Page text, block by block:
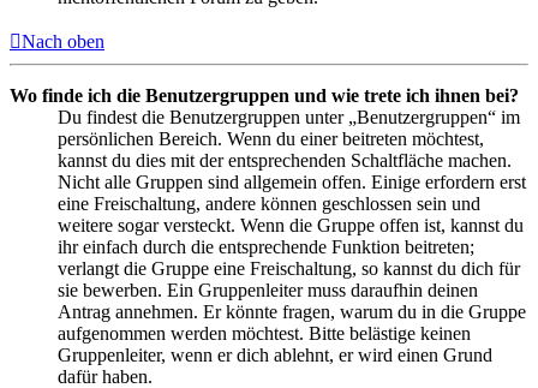
Nach oben
Wo finde ich die Benutzergruppen und wie trete ich ihnen bei?
Du findest die Benutzergruppen unter „Benutzergruppen“ im
persönlichen Bereich. Wenn du einer beitreten möchtest,
kannst du dies mit der entsprechenden Schaltfläche machen.
Nicht alle Gruppen sind allgemein offen. Einige erfordern erst
eine Freischaltung, andere können geschlossen sein und
weitere sogar versteckt. Wenn die Gruppe offen ist, kannst du
ihr einfach durch die entsprechende Funktion beitreten;
verlangt die Gruppe eine Freischaltung, so kannst du dich für
sie bewerben. Ein Gruppenleiter muss daraufhin deinen
Antrag annehmen. Er könnte fragen, warum du in die Gruppe
aufgenommen werden möchtest. Bitte belästige keinen
Gruppenleiter, wenn er dich ablehnt, er wird einen Grund
dafür haben.